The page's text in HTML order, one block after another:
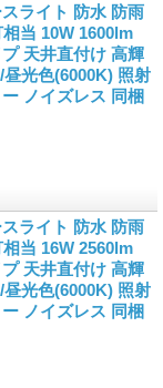
ライト 防水 防雨
当 10W 1600lm
天井直付け 高輝
光色(6000K) 照射
ノイズレス 同梱
ライト 防水 防雨
当 16W 2560lm
天井直付け 高輝
光色(6000K) 照射
ノイズレス 同梱